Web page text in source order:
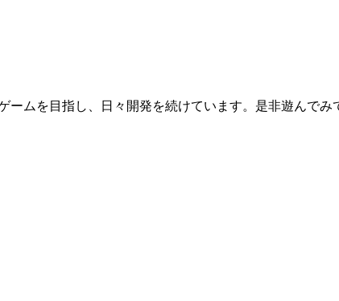
ムを目指し、日々開発を続けています。是非遊んでみ